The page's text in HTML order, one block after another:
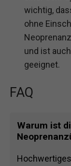
wichtig,
ohne
und ist
geeignet.
FAQ
Warum ist